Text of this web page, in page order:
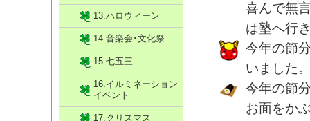
喜んで無
は塾へ行
今年の節
いました
今年の節
お面をか
13.ハロウィーン
14.音楽会･文化祭
15.七五三
16.イルミネーション
イベント
17.クリスマス